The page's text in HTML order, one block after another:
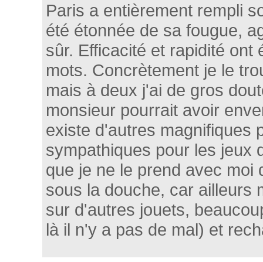
Paris a entièrement rempli
été étonnée de sa fougue,
sûr. Efficacité et rapidité ont
mots. Concrètement je le
mais à deux j'ai de gros
monsieur pourrait avoir
existe d'autres magnifiques
sympathiques pour les jeux
que je ne le prend avec moi
sous la douche, car ailleurs
sur d'autres jouets,
là il n'y a pas de mal) et